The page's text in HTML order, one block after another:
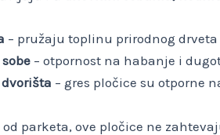
– pružaju toplinu prirodnog
– otpornost na habanje i
dvorišta – gres pločice su otporne
parketa, ove pločice ne